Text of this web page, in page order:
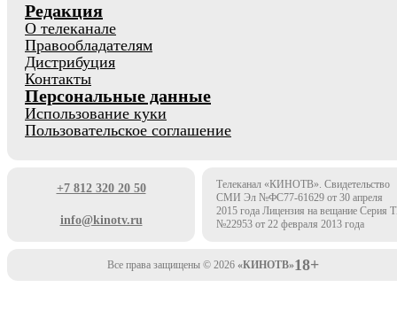
Редакция
О телеканале
Правообладателям
Дистрибуция
Контакты
Персональные данные
Использование куки
Пользовательское соглашение
+7 812 320 20 50
info@kinotv.ru
Телеканал «КИНОТВ». Свидетельство
СМИ Эл №ФС77-61629 от 30 апреля
2015 года Лицензия на вещание Серия
№22953 от 22 февраля 2013 года
Все права защищены © 2026 «КИНОТВ»18+